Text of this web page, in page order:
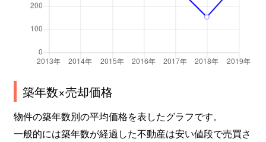
塚口本町
猪名寺
塚口本町
3,500万円
猪名寺
塚口本町
3,300万円
塚口本町
950万円
塚口(阪急)
築年数×売却価格
物件の築年数別の平均価格を表したグラフです。
一般的には築年数が経過した不動産は安い値段で売買さ